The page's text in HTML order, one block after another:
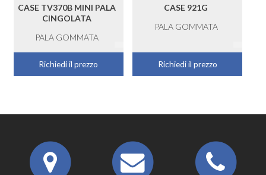
CASE TV370B MINI PALA
CINGOLATA
PALA GOMMATA
Richiedi il prezzo
CASE 921G
PALA GOMMATA
Richiedi il prezzo